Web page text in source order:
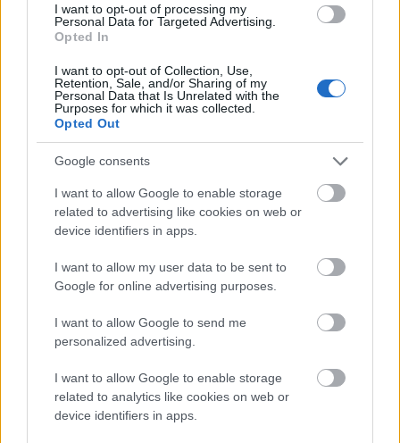
I want to opt-out of processing my
Personal Data for Targeted Advertising.
Opted In
I want to opt-out of Collection, Use,
Retention, Sale, and/or Sharing of my
Personal Data that Is Unrelated with the
Purposes for which it was collected.
Opted Out
Google consents
I want to allow Google to enable storage
related to advertising like cookies on web or
device identifiers in apps.
I want to allow my user data to be sent to
Google for online advertising purposes.
I want to allow Google to send me
personalized advertising.
I want to allow Google to enable storage
related to analytics like cookies on web or
device identifiers in apps.
Idén már lett volna egy figyelemre méltó Wu-Tang-
related fellépés Budapesten, az sajnos elmaradt, de
valószínűleg most mindenki kárpótolva lesz: ...
Képzelt fesztivál - A Wilsonic
Pozsonyból
2009. június 16.
Elég nehéz úgy elképzelni egy fesztivált, hogy a
kapunyitás nem sátras-utazótáskás emberek
A Nine Inch Nails vége
lánggitár •2009. június 16.
Valami miatt most óriási hírként járta körbe a sajtót
(pedig már elég régótatudni lehet), hogy a Nine
Inch Nails utolsó koncertjét adta az ...